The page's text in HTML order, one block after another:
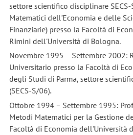
settore scientifico disciplinare
Matematici dell'Economia e delle
Finanziarie) presso la Facoltà di
Rimini dell'Università di Bologna.
Novembre 1995 – Settembre 2002:
Universitario presso la Facoltà di
degli Studi di Parma, settore
(SECS-S/06).
Ottobre 1994 – Settembre 1995:
Metodi Matematici per la Gestione
Facoltà di Economia dell'Università